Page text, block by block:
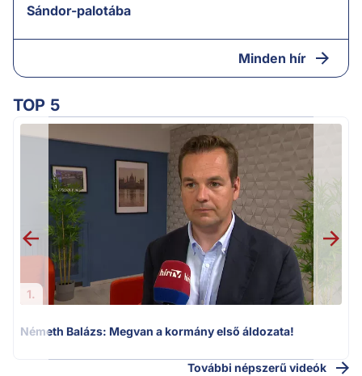
Sándor-palotába
Minden hír
TOP 5
1.
Németh Balázs: Megvan a kormány első áldozata!
További népszerű videók